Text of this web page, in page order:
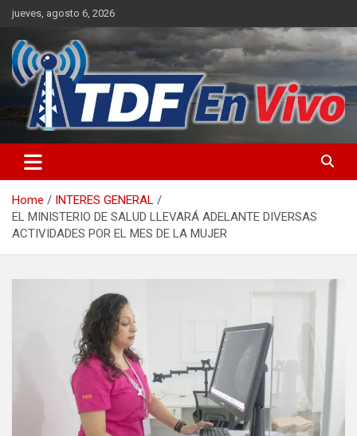
Skip
content
jueves, agosto 6, 2026
Home
INTERES GENERAL
EL MINISTERIO DE SALUD LLEVARÁ ADELANTE DIVERSAS
ACTIVIDADES POR EL MES DE LA MUJER